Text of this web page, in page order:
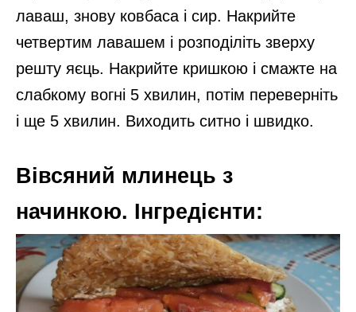
лаваш, знову ковбаса і сир. Накрийте
четвертим лавашем і розподіліть зверху
решту яєць. Накрийте кришкою і смажте на
слабкому вогні 5 хвилин, потім переверніть
і ще 5 хвилин. Виходить ситно і швидко.
Вівсяний млинець з
начинкою. Інгредієнти: